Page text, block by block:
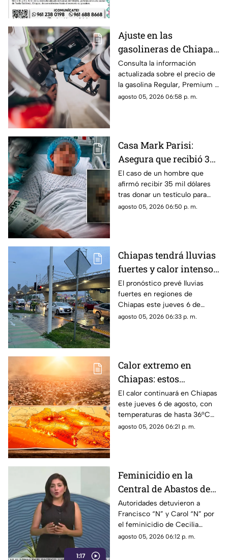
Ajuste en las
gasolineras de Chiapas:
Precio de la Magna,
Premium y Diésel este
jueves 6 de agosto
Consulta la información
actualizada sobre el precio de
la gasolina Regular, Premium y
Diésel en las estaciones de
agosto 05, 2026 06:58 p. m.
Casa Mark Parisi:
Asegura que recibió 35
mil dólares por donar
un t3stícul0
El caso de un hombre que
afirmó recibir 35 mil dólares
tras donar un testículo para
investigación científica volvió
agosto 05, 2026 06:50 p. m.
Chiapas tendrá lluvias
fuertes y calor intenso
este jueves 6 de agosto
El pronóstico prevé lluvias
fuertes en regiones de
Chiapas este jueves 6 de
agosto, mientras el ambiente
agosto 05, 2026 06:33 p. m.
Calor extremo en
Chiapas: estos
municipios alcanzarán
hasta 36°C este jueves
El calor continuará en Chiapas
este jueves 6 de agosto, con
temperaturas de hasta 36°C
en algunos municipios y
agosto 05, 2026 06:21 p. m.
1:17
Feminicidio en la
Central de Abastos de
Comitán: capturan a
dos implicados, una
detención ocurrió en
Jalisco
Autoridades detuvieron a
Francisco “N” y Carol “N” por
el feminicidio de Cecilia
Viviana en Comitán. La Fiscalía
agosto 05, 2026 06:12 p. m.